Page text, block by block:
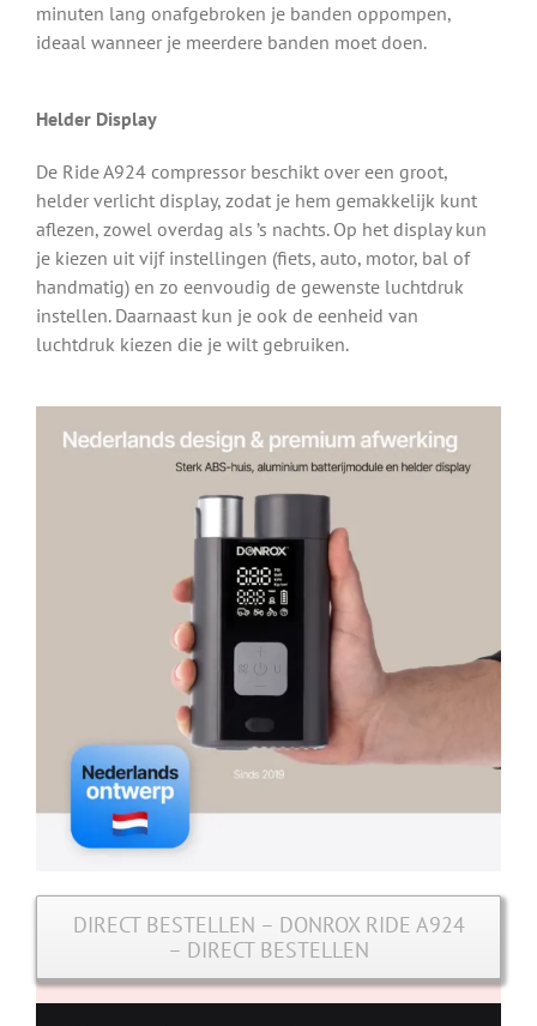
minuten lang onafgebroken je banden oppompen,
ideaal wanneer je meerdere banden moet doen.
Helder Display
De Ride A924 compressor beschikt over een groot,
helder verlicht display, zodat je hem gemakkelijk kunt
aflezen, zowel overdag als ’s nachts. Op het display kun
je kiezen uit vijf instellingen (fiets, auto, motor, bal of
handmatig) en zo eenvoudig de gewenste luchtdruk
instellen. Daarnaast kun je ook de eenheid van
luchtdruk kiezen die je wilt gebruiken.
DIRECT BESTELLEN – DONROX RIDE A924
– DIRECT BESTELLEN